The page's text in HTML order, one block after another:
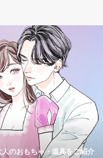
のおもちゃ・道具をご紹介